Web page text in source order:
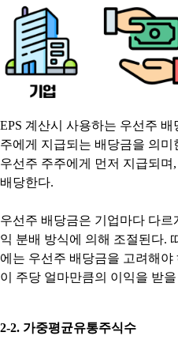
EPS 계산시 사용하는 우선주
주에게 지급되는 배당금을 의미
우선주 주주에게 먼저 지급되
배당한다.
우선주 배당금은 기업마다 다르
익 분배 방식에 의해 조절된다.
에는 우선주 배당금을 고려해
이 주당 얼마만큼의 이익을 받
2-2. 가중평균유통주식수